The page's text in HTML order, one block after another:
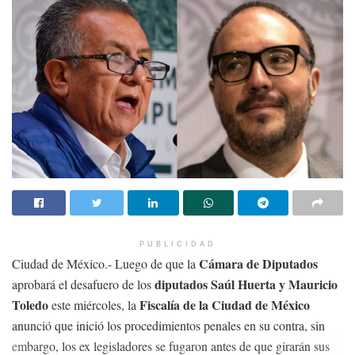
Ver esta publicación en Instagram
PUBLICIDAD
Ciudad de México.- Luego de que la Cámara de Diputados
aprobará el desafuero de losdiputados Saúl Huerta y Mauricio
Toledoeste miércoles, la Fiscalía de la Ciudad de México
anunció que inició los procedimientos penales en su contra, sin
embargo, los ex legisladores se fugaron antes de que girarán sus